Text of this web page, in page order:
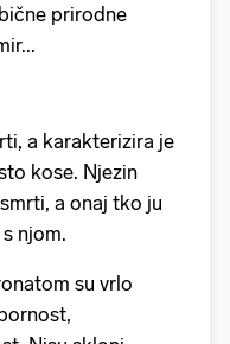
prirodne
a karakterizira je
kose. Njezin
a onaj tko ju
njom.
su vrlo